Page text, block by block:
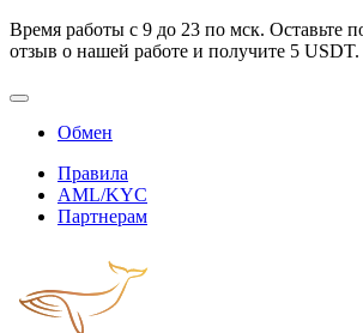
Время работы с 9 до 23 по мск. Оставьте
отзыв о нашей работе и получите 5 USDT.
Обмен
Правила
AML/KYC
Партнерам